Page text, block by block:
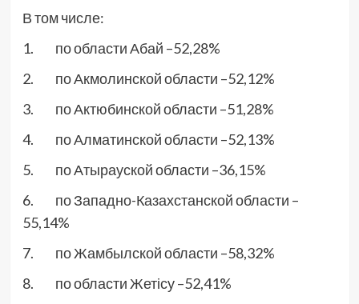
В том числе:
1. по области Абай –52,28%
2. по Акмолинской области –52,12%
3. по Актюбинской области –51,28%
4. по Алматинской области –52,13%
5. по Атырауской области –36,15%
6. по Западно-Казахстанской области –
55,14%
7. по Жамбылской области –58,32%
8. по области Жетісу –52,41%